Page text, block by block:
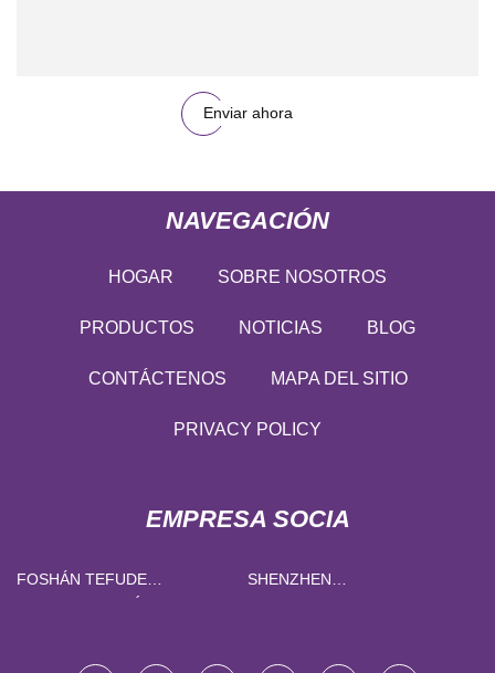
Enviar ahora
NAVEGACIÓN
HOGAR SOBRE NOSOTROS
PRODUCTOS NOTICIAS BLOG
CONTÁCTENOS MAPA DEL SITIO
PRIVACY POLICY
EMPRESA SOCIA
FOSHÁN TEFUDE
SHENZHEN